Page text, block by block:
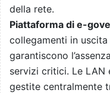
della rete.
Piattaforma di e-
collegamenti in
garantiscono
servizi critici. Le LAN
gestite centralmente